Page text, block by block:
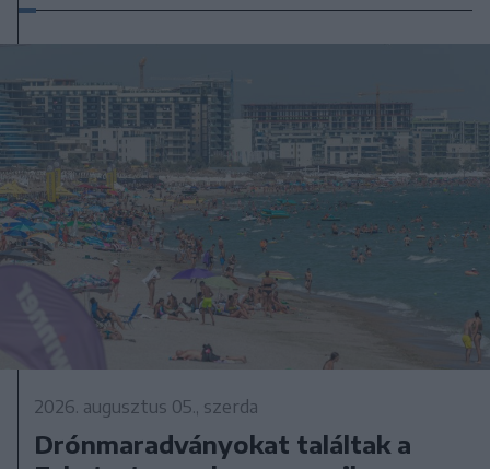
2026. augusztus 05., szerda
Drónmaradványokat találtak a